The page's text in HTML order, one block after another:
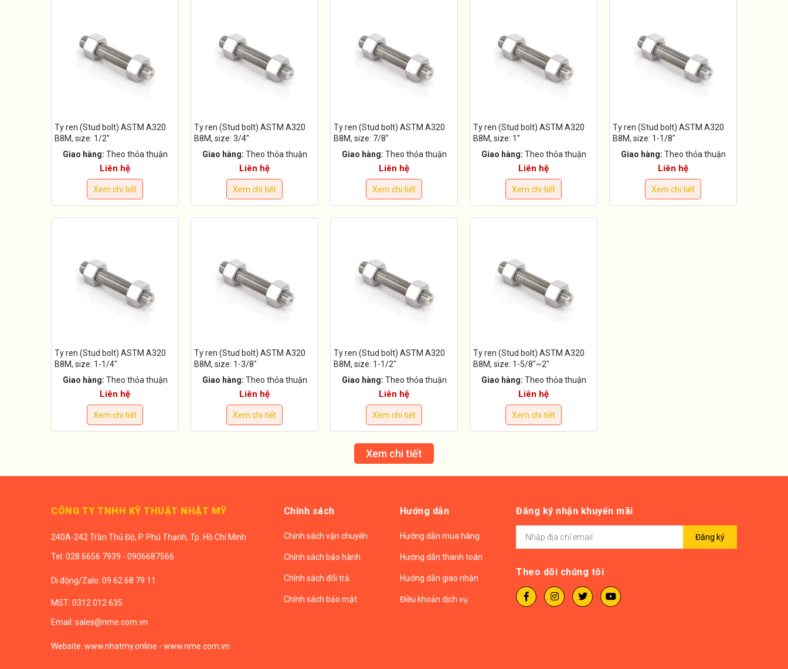
Ty ren (Stud bolt) ASTM A320
B8M, size: 1/2"
Giao hàng: Theo thỏa thuận
Liên hệ
Xem chi tiết
Ty ren (Stud bolt) ASTM A320
B8M, size: 3/4"
Giao hàng: Theo thỏa thuận
Liên hệ
Xem chi tiết
Ty ren (Stud bolt) ASTM A320
B8M, size: 7/8"
Giao hàng: Theo thỏa thuận
Liên hệ
Xem chi tiết
Ty ren (Stud bolt) ASTM A320
B8M, size: 1"
Giao hàng: Theo thỏa thuận
Liên hệ
Xem chi tiết
Ty ren (Stud bolt) ASTM A320
B8M, size: 1-1/8"
Giao hàng: Theo thỏa thuận
Liên hệ
Xem chi tiết
Ty ren (Stud bolt) ASTM A320
B8M, size: 1-1/4"
Giao hàng: Theo thỏa thuận
Liên hệ
Xem chi tiết
Ty ren (Stud bolt) ASTM A320
B8M, size: 1-3/8"
Giao hàng: Theo thỏa thuận
Liên hệ
Xem chi tiết
Ty ren (Stud bolt) ASTM A320
B8M, size: 1-1/2"
Giao hàng: Theo thỏa thuận
Liên hệ
Xem chi tiết
Ty ren (Stud bolt) ASTM A320
B8M, size: 1-5/8"~2"
Giao hàng: Theo thỏa thuận
Liên hệ
Xem chi tiết
Xem chi tiết
CÔNG TY TNHH KỸ THUẬT NHẬT MỸ
240A-242 Trần Thủ Độ, P. Phú Thạnh, Tp. Hồ Chí Minh
Tel: 028 6656 7939 - 0906687566
Di động/Zalo: 09 62 68 79 11
MST: 0312 012 635
Email: sales@nme.com.vn
Website: www.nhatmy.online - www.nme.com.vn
Chính sách
Chính sách vận chuyển
Chính sách bảo hành
Chính sách đổi trả
Chính sách bảo mật
Hướng dẫn
Hướng dẫn mua hàng
Hướng dẫn thanh toán
Hướng dẫn giao nhận
Điều khoản dịch vụ
Đăng ký nhận khuyến mãi
Đăng ký
Theo dõi chúng tôi